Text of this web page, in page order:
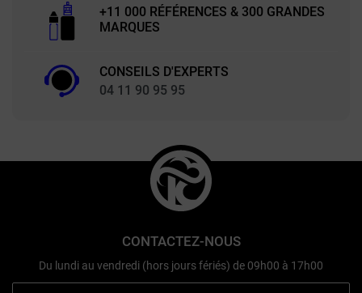
+11 000 RÉFÉRENCES & 300 GRANDES
MARQUES
CONSEILS D'EXPERTS
04 11 90 95 95
CONTACTEZ-NOUS
Du lundi au vendredi (hors jours fériés) de 09h00 à 17h00